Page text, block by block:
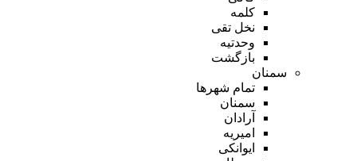
کلمه
نخل تقی
وحدتیه
بازگشت
سمنان
تمام شهر‌ها
سمنان
آرادان
امیریه
ایوانکی